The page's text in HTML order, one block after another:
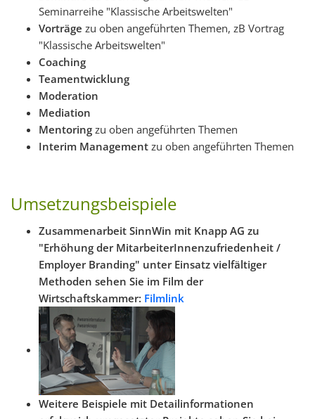
Seminarreihe "Klassische Arbeitswelten"
Vorträge zu oben angeführten Themen, zB Vortrag
"Klassische Arbeitswelten"
Coaching
Teamentwicklung
Moderation
Mediation
Mentoring zu oben angeführten Themen
Interim Management zu oben angeführten Themen
Umsetzungsbeispiele
Zusammenarbeit SinnWin mit Knapp AG zu
"Erhöhung der MitarbeiterInnenzufriedenheit /
Employer Branding" unter Einsatz vielfältiger
Methoden sehen Sie im Film der
Wirtschaftskammer: Filmlink
Weitere Beispiele mit Detailinformationen